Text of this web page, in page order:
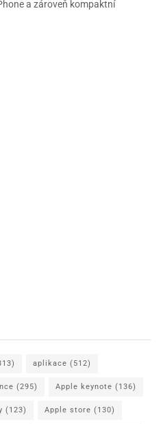
a zároveň kompaktní
aplikace (512)
(295) Apple keynote (136)
(123) Apple store (130)